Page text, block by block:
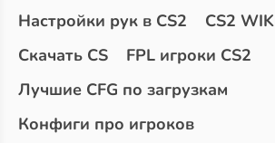
Настройки рук в CS2
CS2
Скачать CS
FPL игроки CS2
Лучшие CFG по загрузкам
Конфиги про игроков